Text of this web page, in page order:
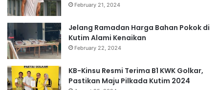
February 21, 2024
Jelang Ramadan Harga Bahan Pokok di
Kutim Alami Kenaikan
February 22, 2024
KB-Kinsu Resmi Terima B1 KWK Golkar,
Pastikan Maju Pilkada Kutim 2024